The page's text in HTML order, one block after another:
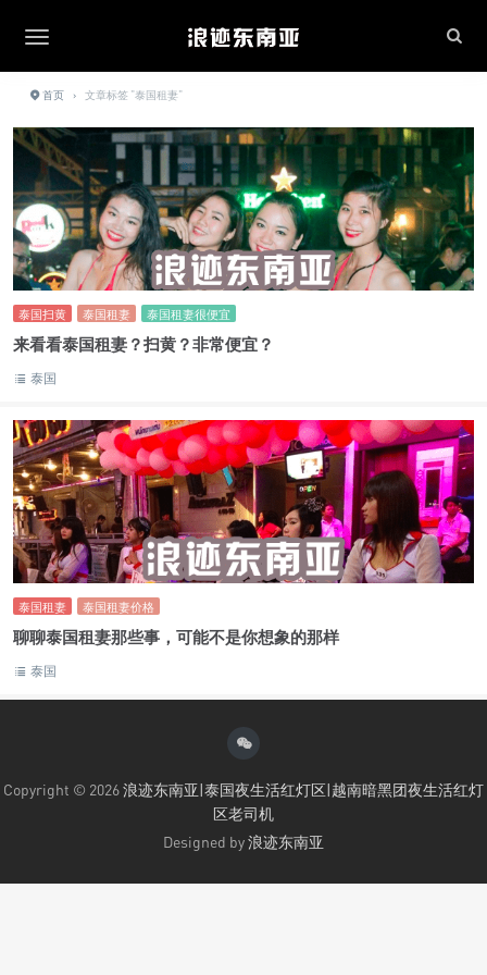
首页 › 文章标签 "泰国租妻"
泰国扫黄 泰国租妻 泰国租妻很便宜
来看看泰国租妻？扫黄？非常便宜？
泰国
泰国租妻 泰国租妻价格
聊聊泰国租妻那些事，可能不是你想象的那样
泰国
Copyright © 2026浪迹东南亚|泰国夜生活红灯区|越南暗黑团夜生活红灯
区老司机
Designed by浪迹东南亚